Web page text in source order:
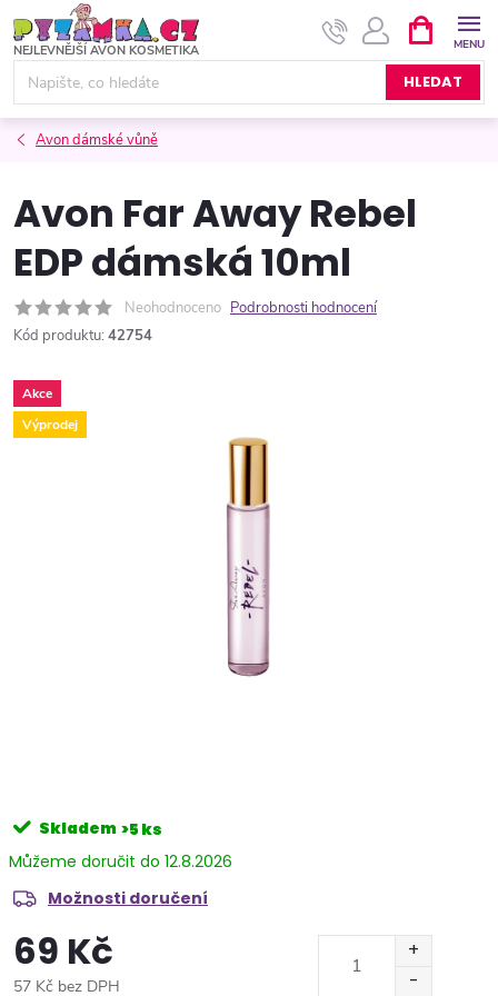
na
obsah
HLEDAT
NÁKUPNÍ
KOŠÍK
Avon dámské vůně
Avon Far Away Rebel
EDP dámská 10ml
Neohodnoceno Podrobnosti hodnocení
Kód produktu: 42754
Akce
Výprodej
Skladem >5 ks
12.8.2026
Možnosti doručení
69 Kč
57 Kč bez DPH